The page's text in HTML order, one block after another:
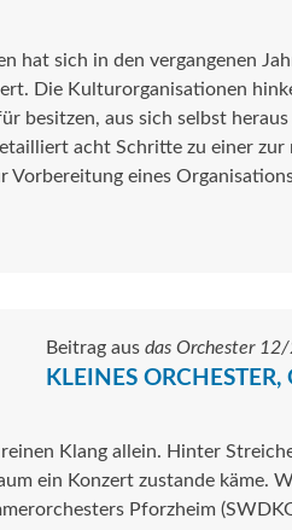
hat sich in den vergangenen
Die Kulturorganisationen
besitzen, aus sich selbst
acht Schritte zu einer zur
Vorbereitung eines
Beitrag ausdas Orchester
KLEINES
Klang allein. Hinter
ein Konzert zustande käme.
Pforzheim